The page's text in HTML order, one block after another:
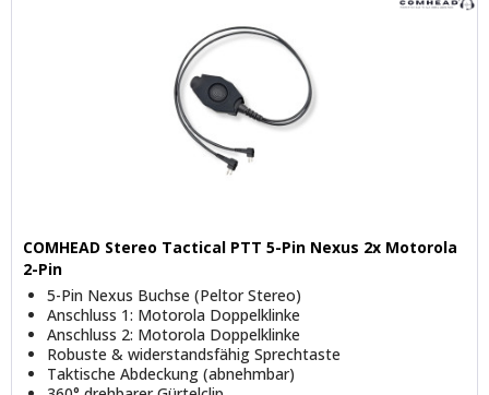
COMHEAD Stereo Tactical PTT 5-Pin Nexus 2x Motorola
2-Pin
5-Pin Nexus Buchse (Peltor Stereo)
Anschluss 1: Motorola Doppelklinke
Anschluss 2: Motorola Doppelklinke
Robuste & widerstandsfähig Sprechtaste
Taktische Abdeckung (abnehmbar)